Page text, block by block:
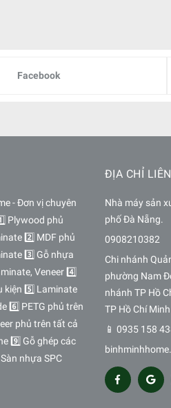
Facebook
- Đơn vị chuyên
Plywood phủ
2️⃣ MDF phủ
3️⃣ Gỗ nhựa
Veneer 4️⃣
kiện 5️⃣ Laminate
6️⃣ PETG phủ trên
phủ trên tất cả
9️⃣ Gỗ ghép các
nhựa SPC
ĐỊA CHỈ
Nhà máy sản
phố Đà Nẵng.
0908210382
Chi nhánh
phường Nam
nhánh TP Hồ
TP Hồ Chí Minh
📱 0935 158